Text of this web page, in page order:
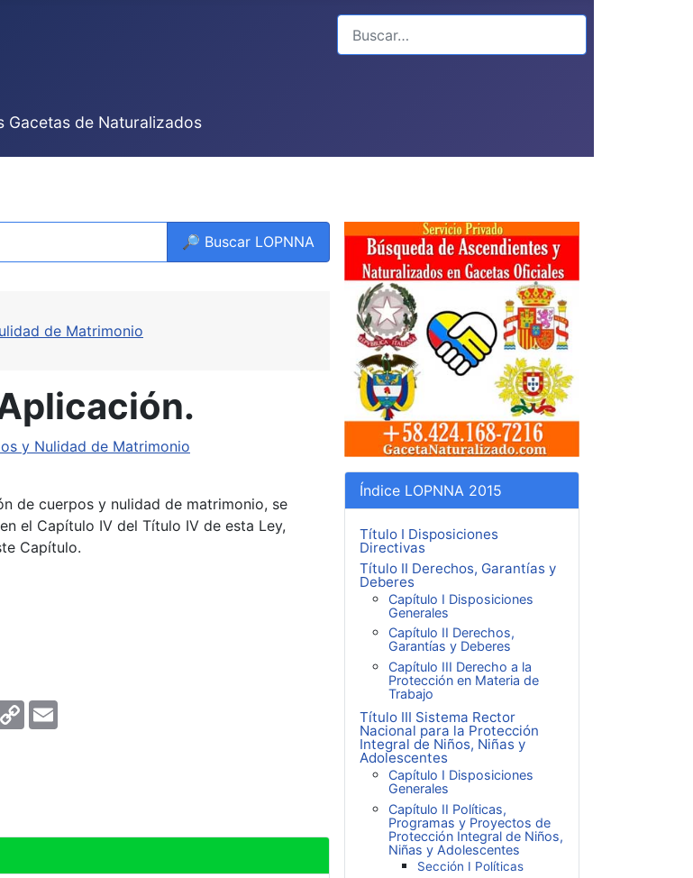
Gacetas de Naturalizados
🔎 Buscar LOPNNA
de Matrimonio
y Nulidad de Matrimonio
de cuerpos y nulidad de matrimonio, se
el Capítulo IV del Título IV de esta Ley,
Capítulo.
RedditCopy
Índice LOPNNA 2015
Título I Disposiciones
Directivas
Título II Derechos, Garantías y
Deberes
Capítulo I Disposiciones
Generales
Capítulo II Derechos,
Garantías y Deberes
Capítulo III Derecho a la
Protección en Materia de
Trabajo
Título III Sistema Rector
Nacional para la Protección
Integral de Niños, Niñas y
Adolescentes
Capítulo I Disposiciones
Generales
Capítulo II Políticas,
Programas y Proyectos de
Protección Integral de Niños,
Niñas y Adolescentes
Sección I Políticas